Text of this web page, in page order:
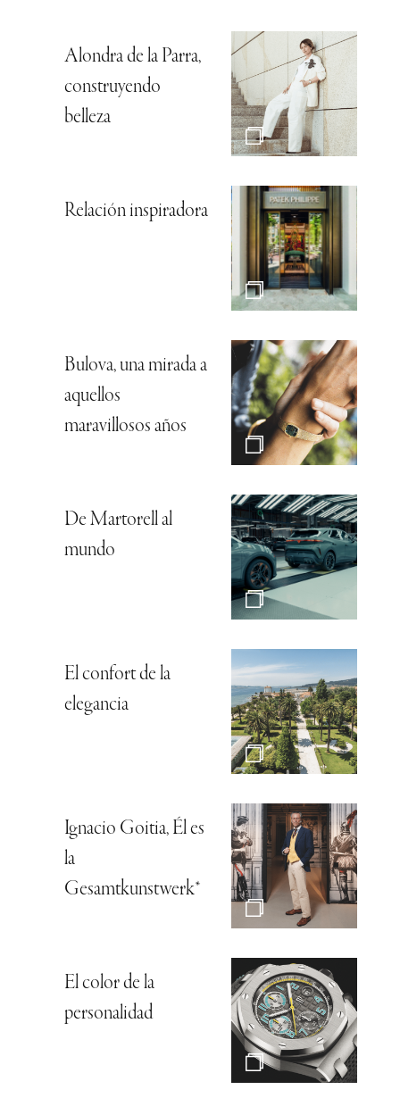
Alondra de la Parra,
construyendo
belleza
Relación inspiradora
Bulova, una mirada a
aquellos
maravillosos años
De Martorell al
mundo
El confort de la
elegancia
Ignacio Goitia, Él es
la
Gesamtkunstwerk*
El color de la
personalidad